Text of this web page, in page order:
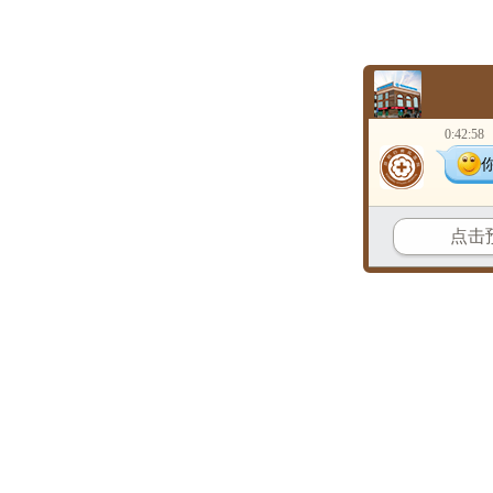
0:42:58
点击